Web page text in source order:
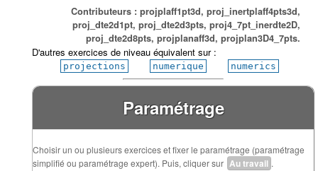
Contributeurs : projplaff1pt3d, proj_inertplaff4pts3d,
proj_dte2d1pt, proj_dte2d3pts, proj4_7pt_inerdte2D,
proj_dte2d8pts, projplanaff3d, projplan3D4_7pts.
D'autres exercices de niveau équivalent sur :
projections numerique numerics
Paramétrage
Choisir un ou plusieurs exercices et fixer le paramétrage (paramétrage
simplifié ou paramétrage expert). Puis, cliquer sur Au travail .